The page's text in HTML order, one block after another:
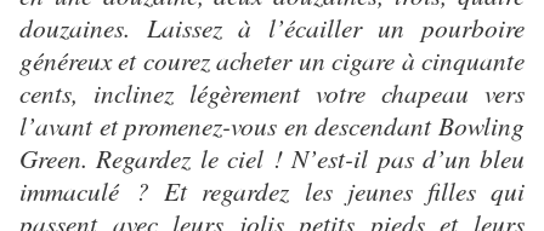
douzaines. Laissez à l’écailler un pourboire
généreux et courez acheter un cigare à cinquante
cents, inclinez légèrement votre chapeau vers
l’avant et promenez-vous en descendant Bowling
Green. Regardez le ciel ! N’est-il pas d’un bleu
immaculé ? Et regardez les jeunes filles qui
passent avec leurs jolis petits pieds et leurs